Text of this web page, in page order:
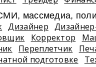
массмедиа,
Дизайнер
Корректор
Переплетчик
подготовке